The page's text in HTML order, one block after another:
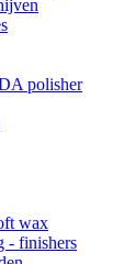
polisher
wax
- finishers